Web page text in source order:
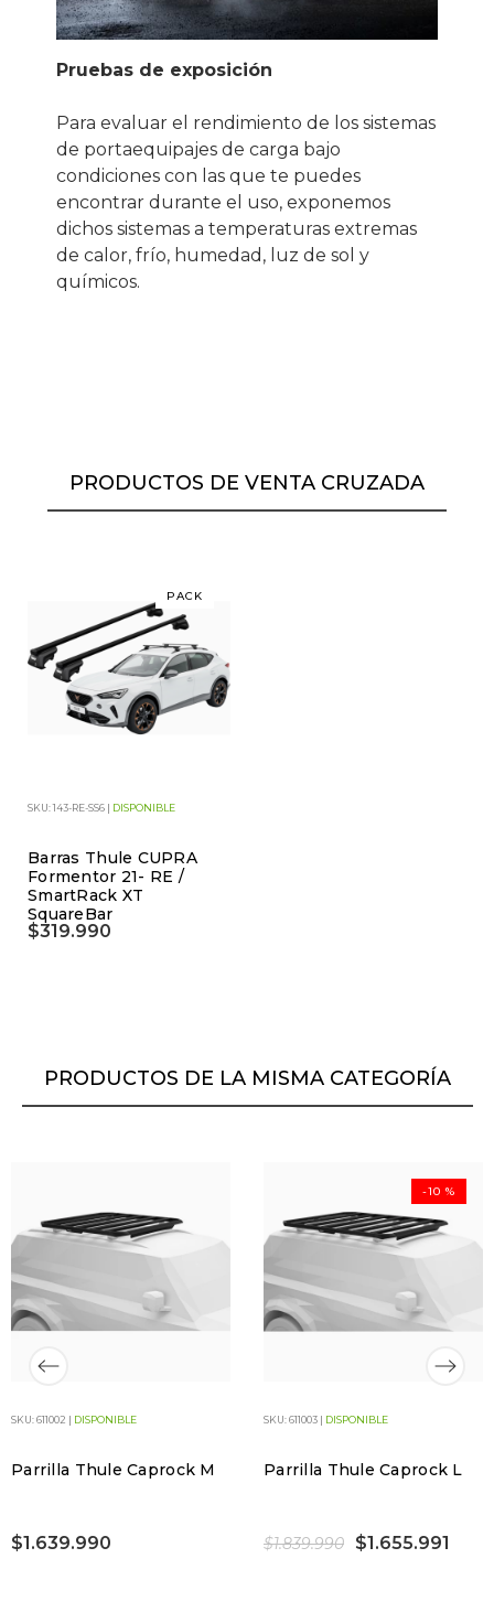
Pruebas de exposición
Para evaluar el rendimiento de los sistemas
de portaequipajes de carga bajo
condiciones con las que te puedes
encontrar durante el uso, exponemos
dichos sistemas a temperaturas extremas
de calor, frío, humedad, luz de sol y
químicos.
PRODUCTOS DE VENTA CRUZADA
SKU: 143-RE-SS6 | DISPONIBLE
Barras Thule CUPRA
Formentor 21- RE /
SmartRack XT
SquareBar
$319.990
PACK
PRODUCTOS DE LA MISMA CATEGORÍA
SKU: 611002 | DISPONIBLE
Parrilla Thule Caprock M
$1.639.990
SKU: 611003 | DISPONIBLE
Parrilla Thule Caprock L
$1.839.990 $1.655.991
-10 %